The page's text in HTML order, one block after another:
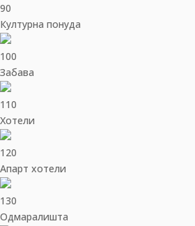
90
Културна понуда
100
Забава
110
Хотели
120
Апарт хотели
130
Одмаралишта